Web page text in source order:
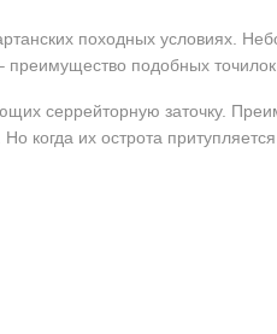
походных условиях.
преимущество подобных точилок.
серрейторную заточку.
когда их острота притупляется